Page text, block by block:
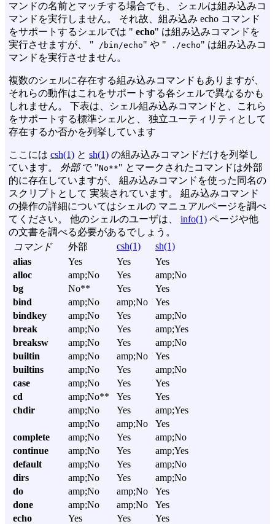
マンドの名前とマッチする場合でも、 シェルは組み込みコ
マンドを実行しません。 それ故、組み込み echo コマンド
をサポートするシェルでは " echo" は組み込みコマンドを
実行させますが、 " /bin/echo" や " ./echo" は組み込みコ
マンドを実行させません。
複数のシェルに存在する組み込みコマンドもありますが、
それらの動作はこれをサポートする各シェルで異なるかも
しれません。 下表は、シェル組み込みコマンドと、これら
をサポートする標準シェルと、 独立ユーティリティとして
存在するか否かを列挙しています
ここには csh(1) と sh(1) の組み込みコマンドだけを列挙し
ています。 外部で "No**" とマークされたコマンドは外部
的に存在していますが、 組み込みコマンドを使った同名の
スクリプトとして 実装されています。 組み込みコマンド
の操作の詳細についてはシェルの マニュアルページを調べ
てください。 他のシェルのユーザは、 info(1) ページや他
の文書を調べる必要があるでしょう。
コマンド
外部 csh(1)
sh(1)
alias
Yes Yes
Yes
alloc
amp;No Yes
amp;No
bg
No** Yes
Yes
bind
amp;No amp;No
Yes
bindkey
amp;No Yes
amp;No
break
amp;No Yes
amp;Yes
breaksw
amp;No Yes
amp;No
builtin
amp;No amp;No
Yes
builtins
amp;No Yes
amp;No
case
amp;No Yes
Yes
cd
amp;No** Yes
Yes
chdir
amp;No Yes
amp;Yes
amp;No
amp;No
Yes
complete
amp;No Yes
amp;No
continue
amp;No Yes
amp;Yes
default
amp;No Yes
amp;No
dirs
amp;No Yes
amp;No
do
amp;No amp;No
Yes
done
amp;No amp;No
Yes
echo
Yes Yes Yes